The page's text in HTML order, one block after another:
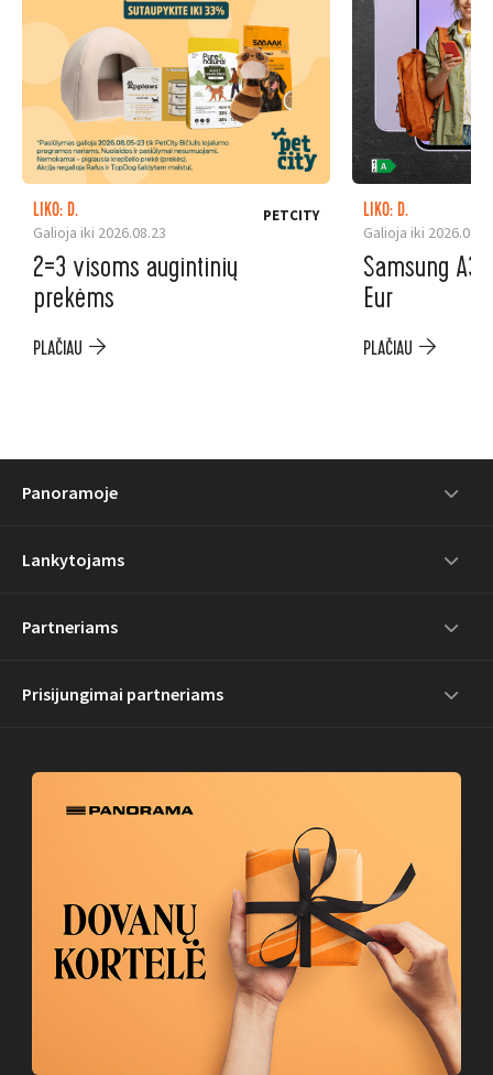
LIKO: D.
Galioja iki 2026.08.23
PETCITY
2=3 visoms augintinių
prekėms
PLAČIAU
LIKO: D.
Galioja iki
Samsung
Eur
PLAČIAU
Panoramoje
Lankytojams
Partneriams
Prisijungimai partneriams